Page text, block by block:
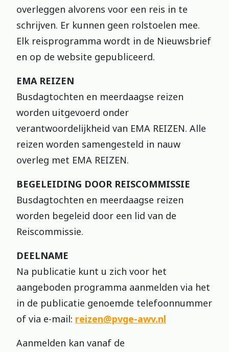
overleggen alvorens voor een reis in te
schrijven. Er kunnen geen rolstoelen mee.
Elk reisprogramma wordt in de Nieuwsbrief
en op de website gepubliceerd.
EMA REIZEN
Busdagtochten en meerdaagse reizen
worden uitgevoerd onder
verantwoordelijkheid van EMA REIZEN. Alle
reizen worden samengesteld in nauw
overleg met EMA REIZEN.
BEGELEIDING DOOR REISCOMMISSIE
Busdagtochten en meerdaagse reizen
worden begeleid door een lid van de
Reiscommissie.
DEELNAME
Na publicatie kunt u zich voor het
aangeboden programma aanmelden via het
in de publicatie genoemde telefoonnummer
of via e-mail: reizen@pvge-awv.nl
Aanmelden kan vanaf de